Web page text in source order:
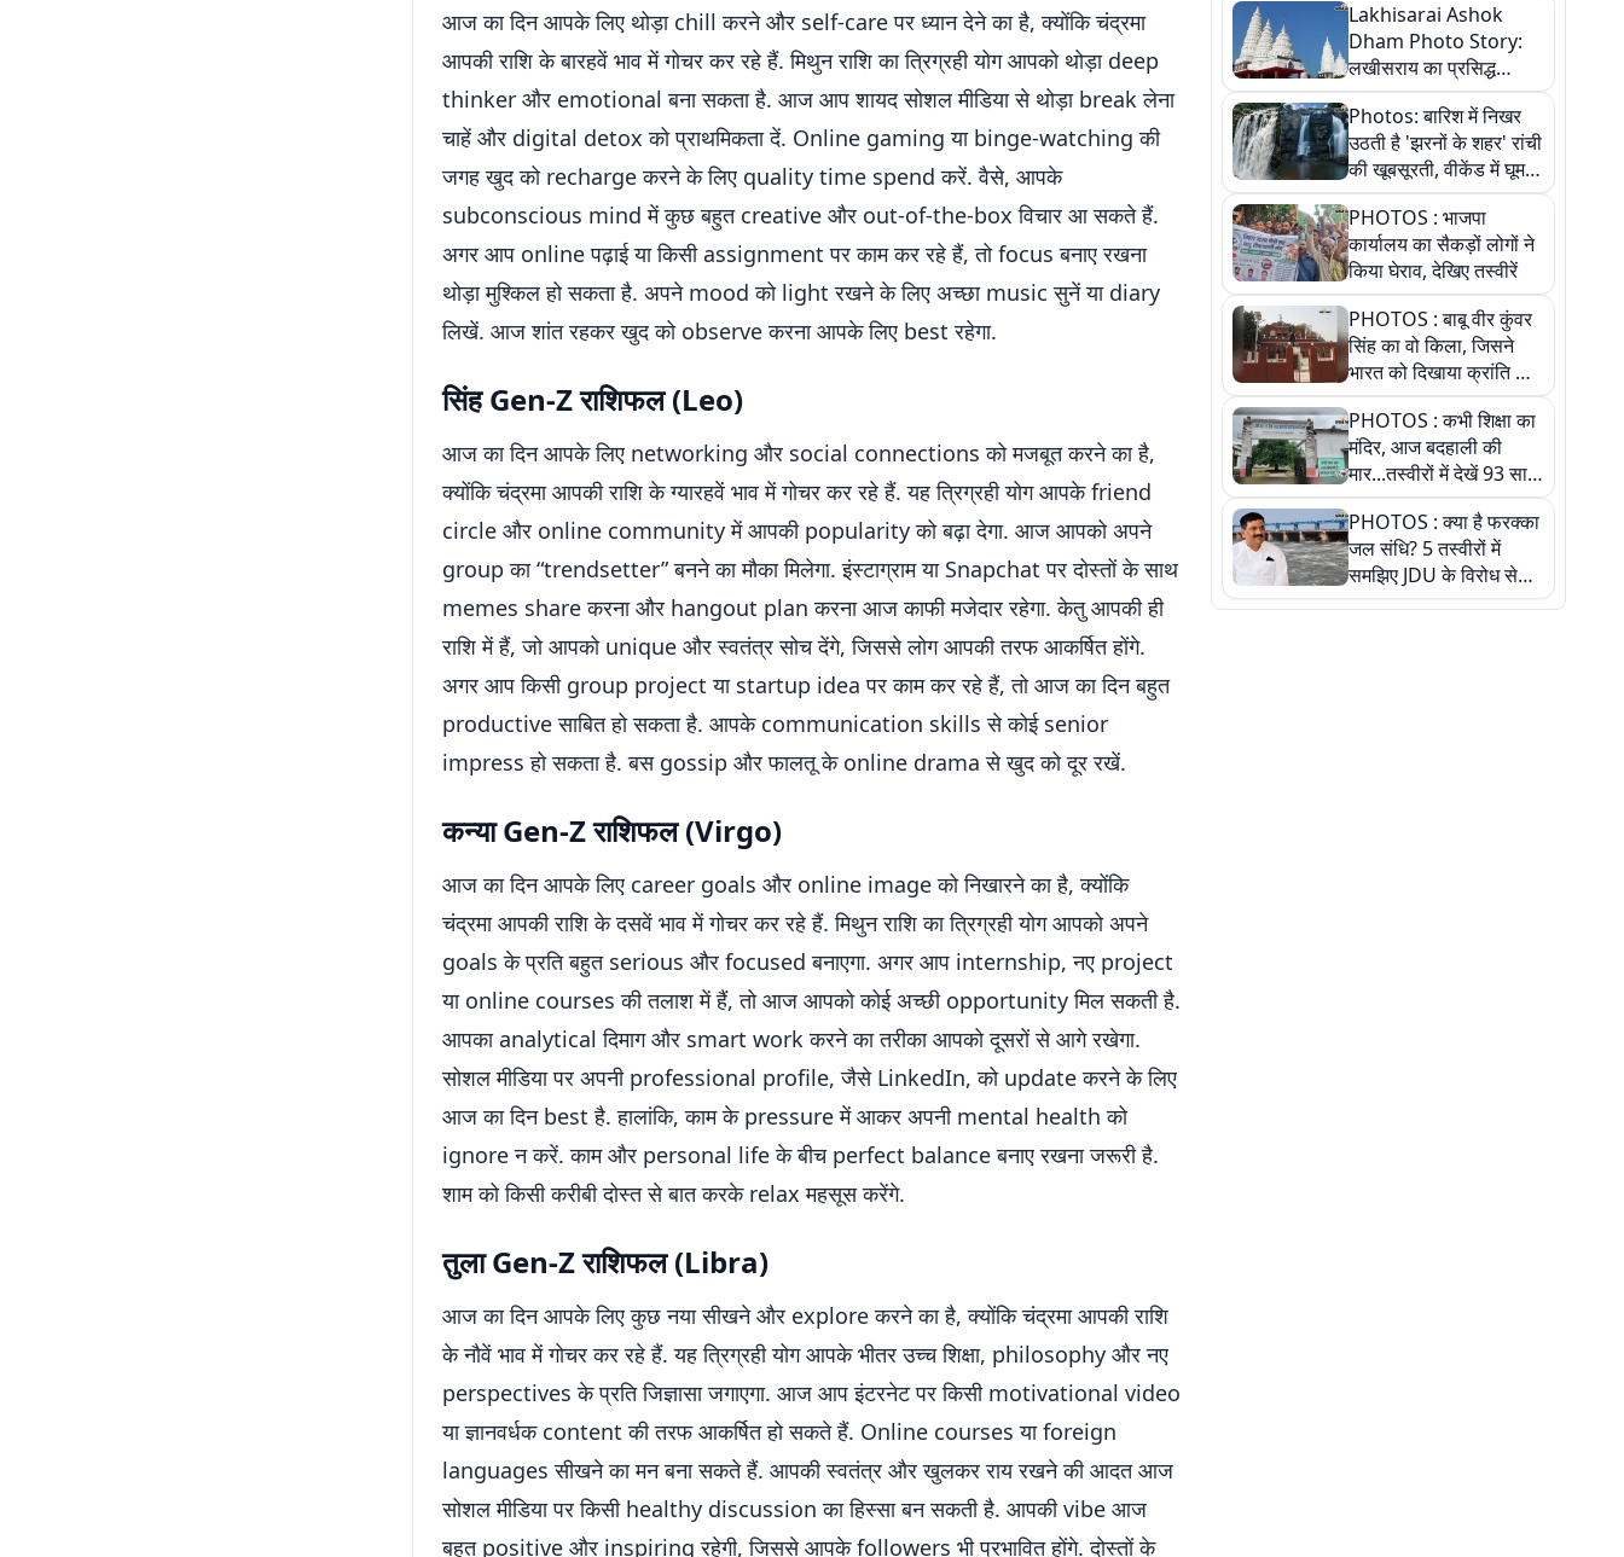
आज का दिन आपके लिए थोड़ा chill करने और self-care पर ध्यान देने का है, क्योंकि चंद्रमा
आपकी राशि के बारहवें भाव में गोचर कर रहे हैं. मिथुन राशि का त्रिग्रही योग आपको थोड़ा deep
thinker और emotional बना सकता है. आज आप शायद सोशल मीडिया से थोड़ा break लेना
चाहें और digital detox को प्राथमिकता दें. Online gaming या binge-watching की
जगह खुद को recharge करने के लिए quality time spend करें. वैसे, आपके
subconscious mind में कुछ बहुत creative और out-of-the-box विचार आ सकते हैं.
अगर आप online पढ़ाई या किसी assignment पर काम कर रहे हैं, तो focus बनाए रखना
थोड़ा मुश्किल हो सकता है. अपने mood को light रखने के लिए अच्छा music सुनें या diary
लिखें. आज शांत रहकर खुद को observe करना आपके लिए best रहेगा.
सिंह Gen-Z राशिफल (Leo)
आज का दिन आपके लिए networking और social connections को मजबूत करने का है,
क्योंकि चंद्रमा आपकी राशि के ग्यारहवें भाव में गोचर कर रहे हैं. यह त्रिग्रही योग आपके friend
circle और online community में आपकी popularity को बढ़ा देगा. आज आपको अपने
group का “trendsetter” बनने का मौका मिलेगा. इंस्टाग्राम या Snapchat पर दोस्तों के साथ
memes share करना और hangout plan करना आज काफी मजेदार रहेगा. केतु आपकी ही
राशि में हैं, जो आपको unique और स्वतंत्र सोच देंगे, जिससे लोग आपकी तरफ आकर्षित होंगे.
अगर आप किसी group project या startup idea पर काम कर रहे हैं, तो आज का दिन बहुत
productive साबित हो सकता है. आपके communication skills से कोई senior
impress हो सकता है. बस gossip और फालतू के online drama से खुद को दूर रखें.
कन्या Gen-Z राशिफल (Virgo)
आज का दिन आपके लिए career goals और online image को निखारने का है, क्योंकि
चंद्रमा आपकी राशि के दसवें भाव में गोचर कर रहे हैं. मिथुन राशि का त्रिग्रही योग आपको अपने
goals के प्रति बहुत serious और focused बनाएगा. अगर आप internship, नए project
या online courses की तलाश में हैं, तो आज आपको कोई अच्छी opportunity मिल सकती है.
आपका analytical दिमाग और smart work करने का तरीका आपको दूसरों से आगे रखेगा.
सोशल मीडिया पर अपनी professional profile, जैसे LinkedIn, को update करने के लिए
आज का दिन best है. हालांकि, काम के pressure में आकर अपनी mental health को
ignore न करें. काम और personal life के बीच perfect balance बनाए रखना जरूरी है.
शाम को किसी करीबी दोस्त से बात करके relax महसूस करेंगे.
तुलाGen-Zराशिफल (Libra)
आज का दिन आपके लिए कुछ नया सीखने और explore करने का है, क्योंकि चंद्रमा आपकी राशि
के नौवें भाव में गोचर कर रहे हैं. यह त्रिग्रही योग आपके भीतर उच्च शिक्षा, philosophy और नए
perspectives के प्रति जिज्ञासा जगाएगा. आज आप इंटरनेट पर किसी motivational video
या ज्ञानवर्धक content की तरफ आकर्षित हो सकते हैं. Online courses या foreign
languages सीखने का मन बना सकते हैं. आपकी स्वतंत्र और खुलकर राय रखने की आदत आज
सोशल मीडिया पर किसी healthy discussion का हिस्सा बन सकती है. आपकी vibe आज
बहुत positive और inspiring रहेगी, जिससे आपके followers भी प्रभावित होंगे. दोस्तों के
Lakhisarai Ashok
Dham Photo Story:
लखीसराय का प्रसिद्ध
अशोक धाम—आस्था,
श्रृंगार, अनुष्ठान और
अलौकिक संध्या आरती के
विहंगम दृश्य
Photos: बारिश में निखर
उठती है 'झरनों के शहर' रांची
की खूबसूरती, वीकेंड में घूम
आएं ये 5 वादियां
PHOTOS : भाजपा
कार्यालय का सैकड़ों लोगों ने
किया घेराव, देखिए तस्वीरें
PHOTOS : बाबू वीर कुंवर
सिंह का वो किला, जिसने
भारत को दिखाया क्रांति का
रास्ता: तस्वीरों में देखिए
PHOTOS : कभी शिक्षा का
मंदिर, आज बदहाली की
मार...तस्वीरों में देखें 93 साल
पुराने इस हाई स्कूल की
हकीकत
PHOTOS : क्या है फरक्का
जल संधि? 5 तस्वीरों में
समझिए JDU के विरोध से
लेकर बिहार पर असर तक